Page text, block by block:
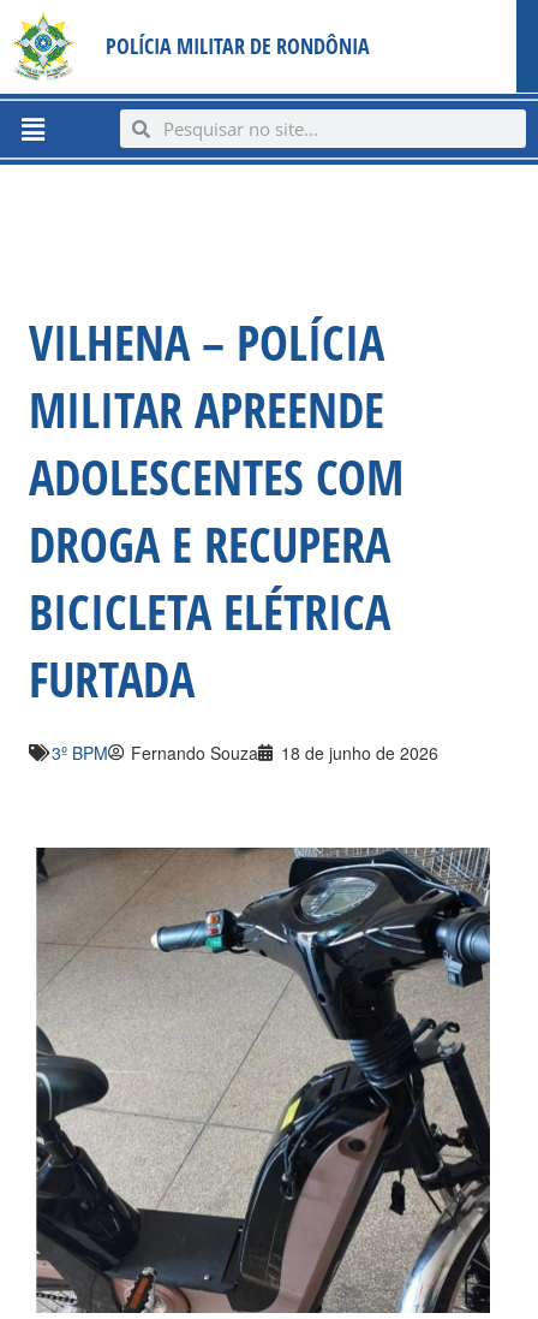
content
para
conteúdo
POLÍCIA MILITAR DE RONDÔNIA
Menu SearchSearch
VILHENA – POLÍCIA
MILITAR APREENDE
ADOLESCENTES COM
DROGA E RECUPERA
BICICLETA ELÉTRICA
FURTADA
3º BPM Fernando Souza 18 de junho de 2026